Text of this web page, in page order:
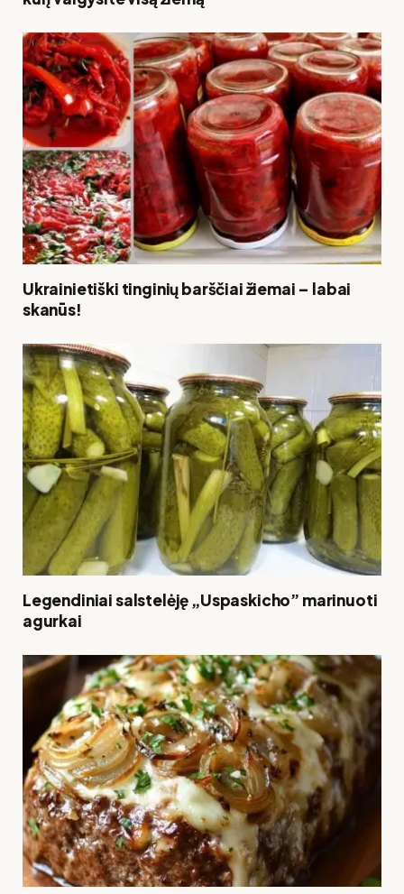
Ukrainietiški tinginių barščiai žiemai – labai
skanūs!
Legendiniai salstelėję „Uspaskicho” marinuoti
agurkai